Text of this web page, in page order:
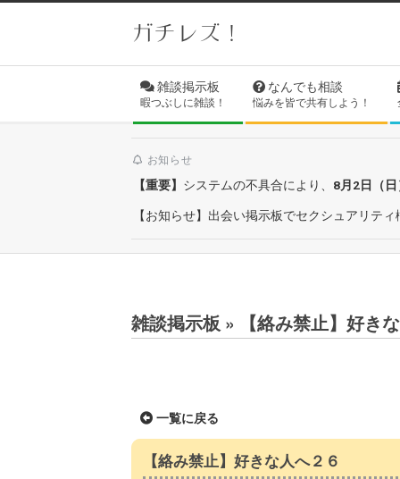
ガチレズ！
Navigation
Menu
雑談掲示板
暇つぶしに雑談！
なんでも相談
悩みを皆で共有しよう！
お知らせ
【重要】 システムの不具合により、 8月2日（
【お知らせ】出会い掲示板でセクシュアリテ
雑談掲示板 » 【絡み禁止】好き
一覧に戻る
【絡み禁止】好きな人へ２６